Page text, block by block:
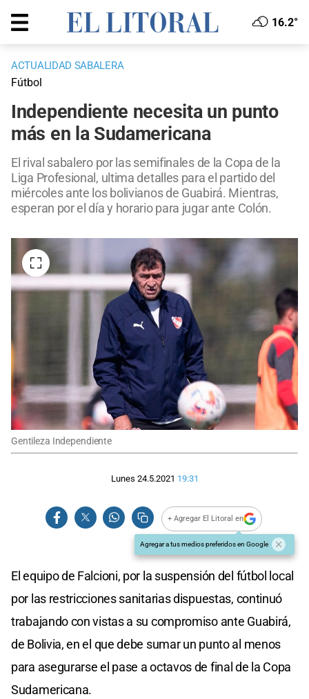
16.2°
ACTUALIDAD SABALERA
Fútbol
Independiente necesita un punto
más en la Sudamericana
El rival sabalero por las semifinales de la Copa de la
Liga Profesional, ultima detalles para el partido del
miércoles ante los bolivianos de Guabirá. Mientras,
esperan por el día y horario para jugar ante Colón.
Gentileza Independiente
Lunes 24.5.2021 19:31
+ Agregar El Litoral en
Agregar a tus medios preferidos en Google
El equipo de Falcioni, por la suspensión del fútbol local
por las restricciones sanitarias dispuestas, continuó
trabajando con vistas a su compromiso ante Guabirá,
de Bolivia, en el que debe sumar un punto al menos
para asegurarse el pase a octavos de final de la Copa
Sudamericana.